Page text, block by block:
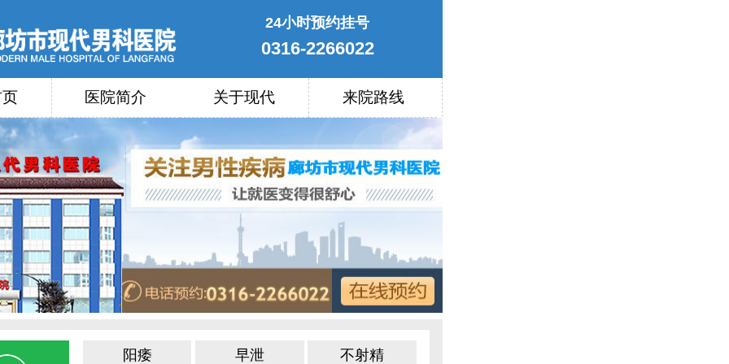
24小时预约挂号
0316-2266022
医院简介 关于现代 来院路线
阳痿 早泄 不射精